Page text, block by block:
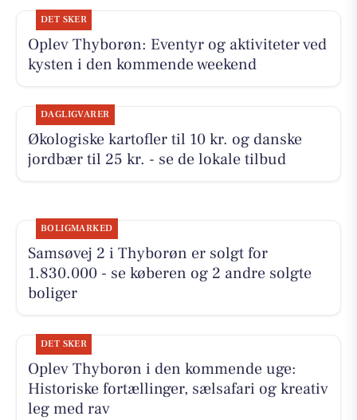
DET SKER
Oplev Thyborøn: Eventyr og aktiviteter ved
kysten i den kommende weekend
DAGLIGVARER
Økologiske kartofler til 10 kr. og danske
jordbær til 25 kr. - se de lokale tilbud
BOLIGMARKED
Samsøvej 2 i Thyborøn er solgt for
1.830.000 - se køberen og 2 andre solgte
boliger
DET SKER
Oplev Thyborøn i den kommende uge:
Historiske fortællinger, sælsafari og kreativ
leg med rav